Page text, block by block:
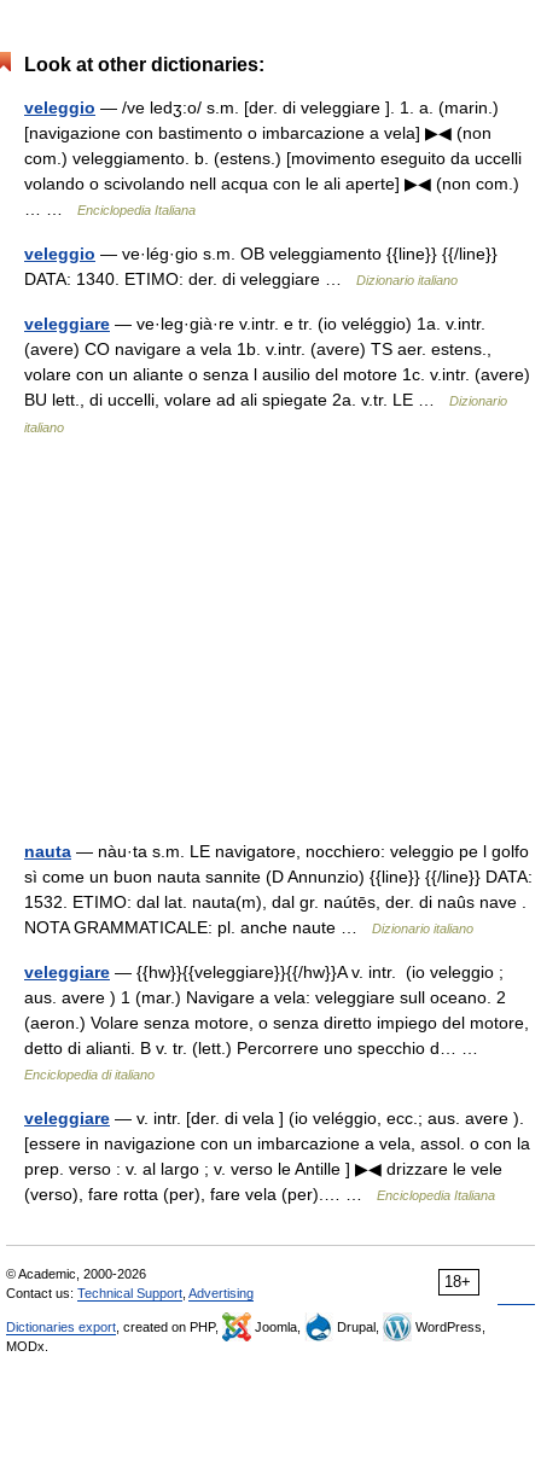
Look at other dictionaries:
veleggio — /ve ledʒ:o/ s.m. [der. di veleggiare ]. 1. a. (marin.)
[navigazione con bastimento o imbarcazione a vela] ▶◀ (non
com.) veleggiamento. b. (estens.) [movimento eseguito da uccelli
volando o scivolando nell acqua con le ali aperte] ▶◀ (non com.)
Enciclopedia Italiana
veleggio — ve·lég·gio s.m. OB veleggiamento {{line}} {{/line}}
DATA: 1340. ETIMO: der. di veleggiare …
Dizionario italiano
veleggiare — ve·leg·già·re v.intr. e tr. (io veléggio) 1a. v.intr.
(avere) CO navigare a vela 1b. v.intr. (avere) TS aer. estens.,
volare con un aliante o senza l ausilio del motore 1c. v.intr. (avere)
BU lett., di uccelli, volare ad ali spiegate 2a. v.tr. LE …
Dizionario
italiano
nauta — nàu·ta s.m. LE navigatore, nocchiero: veleggio pe l golfo
sì come un buon nauta sannite (D Annunzio) {{line}} {{/line}} DATA:
1532. ETIMO: dal lat. nauta(m), dal gr. naútēs, der. di naûs nave .
NOTA GRAMMATICALE: pl. anche naute …
Dizionario italiano
veleggiare — {{hw}}{{veleggiare}}{{/hw}}A v. intr. (io veleggio ;
aus. avere ) 1 (mar.) Navigare a vela: veleggiare sull oceano. 2
(aeron.) Volare senza motore, o senza diretto impiego del motore,
detto di alianti. B v. tr. (lett.) Percorrere uno specchio d… …
Enciclopedia di italiano
veleggiare — v. intr. [der. di vela ] (io veléggio, ecc.; aus. avere ).
[essere in navigazione con un imbarcazione a vela, assol. o con la
prep. verso : v. al largo ; v. verso le Antille ] ▶◀ drizzare le vele
(verso), fare rotta (per), fare vela (per).… …
Enciclopedia Italiana
18+
© Academic, 2000-2026
Contact us: Technical Support Advertising
Dictionaries export , created on PHP, Joomla, Drupal,
WordPress,
MODx.